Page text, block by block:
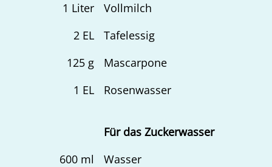
1 Liter
Vollmilch
2EL
Tafelessig
125g
Mascarpone
1 EL Rosenwasser
Für das Zuckerwasser
600ml
Wasser